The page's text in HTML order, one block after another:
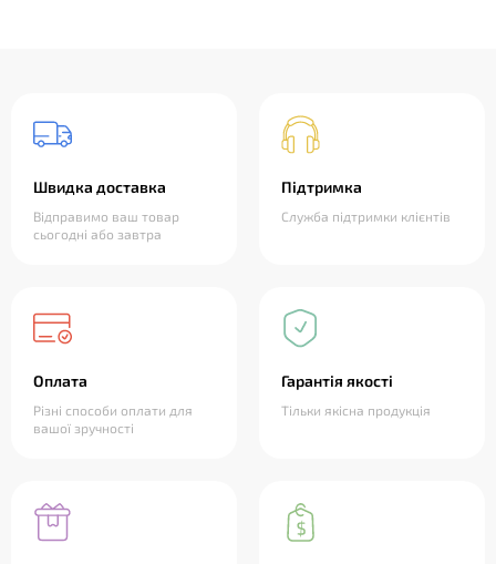
Швидка доставка
Відправимо ваш товар
сьогодні або завтра
Підтримка
Служба підтримки клієнтів
Оплата
Різні способи оплати для
вашої зручності
Гарантія якості
Тільки якісна продукція